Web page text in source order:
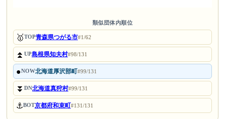
類似団体内順位
🥇TOP青森県つがる市#1/62
⏫UP島根県知夫村#98/131
●NOW北海道厚沢部町#99/131
⏬DN北海道真狩村#99/131
⚓BOT京都府和束町#131/131